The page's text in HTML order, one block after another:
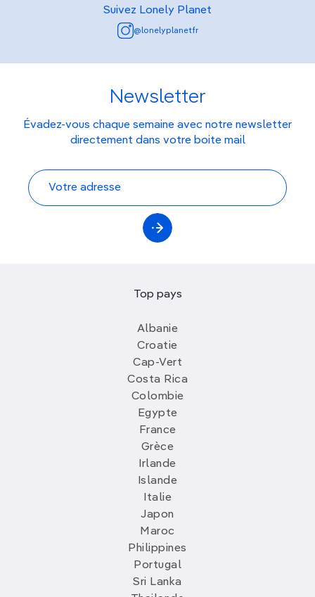
Suivez Lonely Planet
@lonelyplanetfr
Newsletter
Évadez-vous chaque semaine avec notre newsletter
directement dans votre boite mail
Top pays
Albanie
Croatie
Cap-Vert
Costa Rica
Colombie
Egypte
France
Grèce
Irlande
Islande
Italie
Japon
Maroc
Philippines
Portugal
Sri Lanka